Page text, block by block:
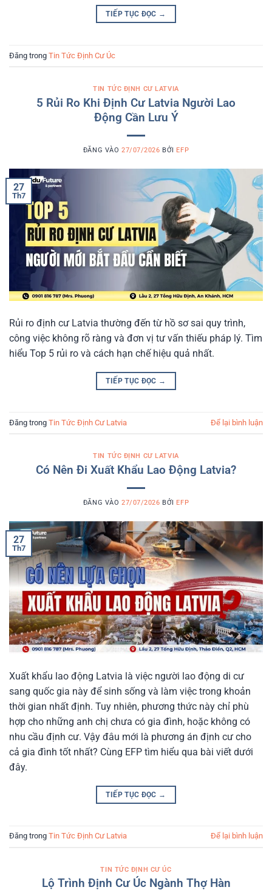
TIẾP TỤC ĐỌC →
Đăng trong Tin Tức Định Cư Úc
TIN TỨC ĐỊNH CƯ LATVIA
5 Rủi Ro Khi Định Cư Latvia Người Lao
Động Cần Lưu Ý
ĐĂNG VÀO 27/07/2026 BỞI EFP
27
Th7
Rủi ro định cư Latvia thường đến từ hồ sơ sai quy trình,
công việc không rõ ràng và đơn vị tư vấn thiếu pháp lý. Tìm
hiểu Top 5 rủi ro và cách hạn chế hiệu quả nhất.
TIẾP TỤC ĐỌC →
Đăng trong Tin Tức Định Cư Latvia Để lại bình luận
TIN TỨC ĐỊNH CƯ LATVIA
Có Nên Đi Xuất Khẩu Lao Động Latvia?
ĐĂNG VÀO 27/07/2026 BỞI EFP
27
Th7
Xuất khẩu lao động Latvia là việc người lao động di cư
sang quốc gia này để sinh sống và làm việc trong khoản
thời gian nhất định. Tuy nhiên, phương thức này chỉ phù
hợp cho những anh chị chưa có gia đình, hoặc không có
nhu cầu định cư. Vậy đâu mới là phương án định cư cho
cả gia đình tốt nhất? Cùng EFP tìm hiểu qua bài viết dưới
đây.
TIẾP TỤC ĐỌC →
Đăng trong Tin Tức Định Cư Latvia Để lại bình luận
TIN TỨC ĐỊNH CƯ ÚC
Lộ Trình Định Cư Úc Ngành Thợ Hàn